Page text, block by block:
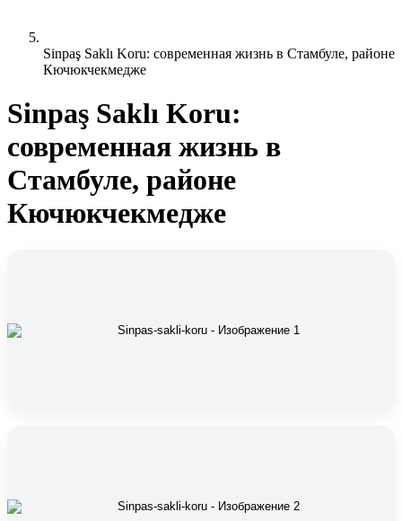
Sinpaş Saklı Koru: современная жизнь в Стамбуле, районе
Кючюкчекмедже
Sinpaş Saklı Koru:
современная жизнь в
Стамбуле, районе
Кючюкчекмедже